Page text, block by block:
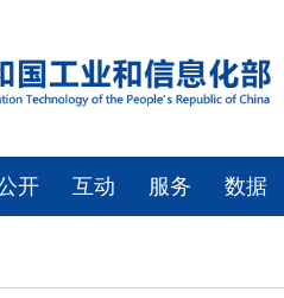
开 互动 服务 数据